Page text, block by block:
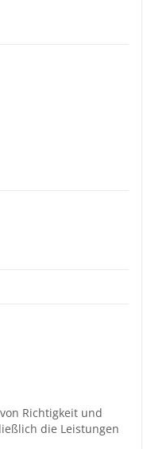
Richtigkeit und
die Leistungen